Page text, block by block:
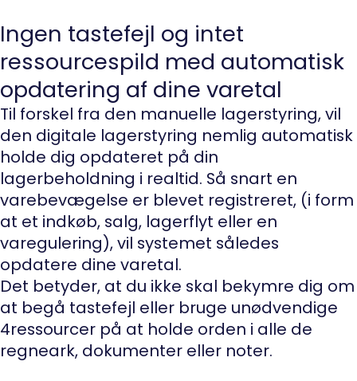
Ingen tastefejl og intet
ressourcespild med automatisk
opdatering af dine varetal
Til forskel fra den manuelle lagerstyring, vil
den digitale lagerstyring nemlig automatisk
holde dig opdateret på din
lagerbeholdning i realtid. Så snart en
varebevægelse er blevet registreret, (i form
at et indkøb, salg, lagerflyt eller en
varegulering), vil systemet således
opdatere dine varetal.
Det betyder, at du ikke skal bekymre dig om
at begå tastefejl eller bruge unødvendige
4ressourcer på at holde orden i alle de
regneark, dokumenter eller noter.